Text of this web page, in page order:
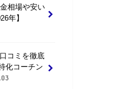
相場や安い
年】
コミを徹底
化コーチン